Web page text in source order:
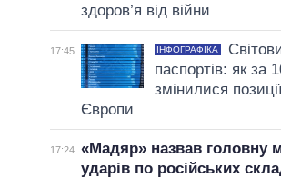
здоров’я від війни
17:45 ІНФОГРАФІКА
паспортів: як за
змінилися
Європи
17:24 «Мадяр» назвав головну
ударів по російських